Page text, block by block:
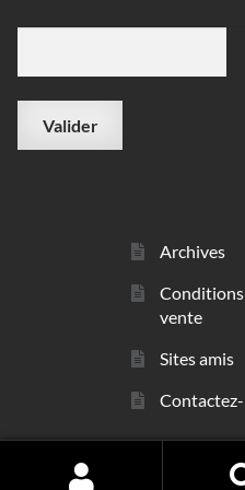
Archives
Conditions
vente
Sites amis
© sarl Les Minéraux 2006 -